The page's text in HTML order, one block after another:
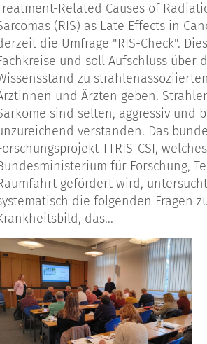
Related Causes of
(RIS) as Late Effects in
die Umfrage "RIS-Check".
und soll Aufschluss über
zu
und Ärzten geben.
sind selten, aggressiv und
verstanden. Das
TTRIS-CSI,
für Forschung,
gefördert wird,
die folgenden Fragen
das...